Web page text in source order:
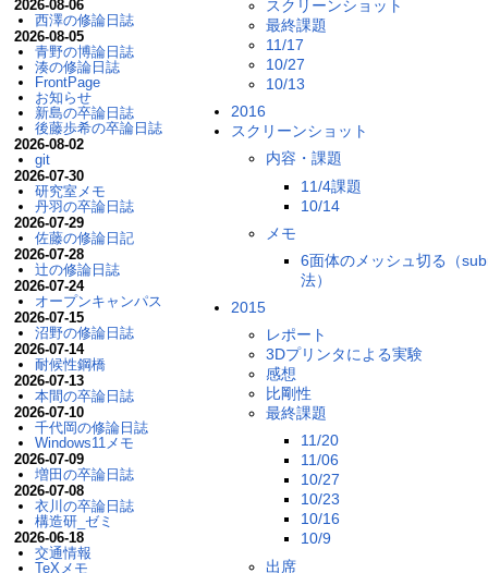
スクリーンショット
最終課題
11/17
10/27
10/13
2016
スクリーンショット
内容・課題
11/4課題
10/14
メモ
6面体のメッシュ切る（
法）
2015
レポート
3Dプリンタによる実験
感想
比剛性
最終課題
11/20
11/06
10/27
10/23
10/16
10/9
出席
2026-08-06
西澤の修論日誌
2026-08-05
青野の博論日誌
湊の修論日誌
FrontPage
お知らせ
新島の卒論日誌
後藤歩希の卒論日誌
2026-08-02
git
2026-07-30
研究室メモ
丹羽の卒論日誌
2026-07-29
佐藤の修論日記
2026-07-28
辻の修論日誌
2026-07-24
オープンキャンパス
2026-07-15
沼野の修論日誌
2026-07-14
耐候性鋼橋
2026-07-13
本間の卒論日誌
2026-07-10
千代岡の修論日誌
Windows11メモ
2026-07-09
増田の卒論日誌
2026-07-08
衣川の卒論日誌
構造研_ゼミ
2026-06-18
交通情報
TeXメモ